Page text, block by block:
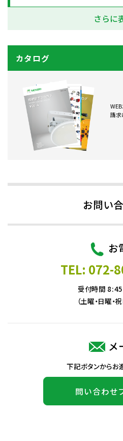
さらに
カタログ
請求
お問い
お
TEL: 072-
受付時間
（土曜・日曜・
メ
下記ボタンからお
問い合わせ